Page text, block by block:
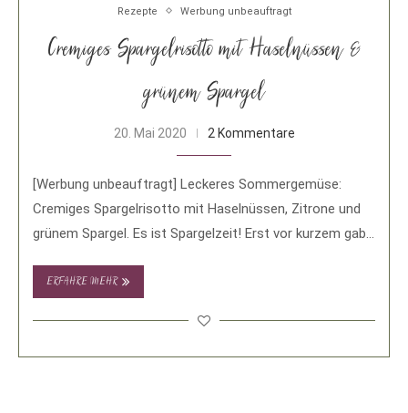
Rezepte Werbung unbeauftragt
Cremiges Spargelrisotto mit Haselnüssen &
grünem Spargel
20. Mai 2020 2 Kommentare
[Werbung unbeauftragt] Leckeres Sommergemüse:
Cremiges Spargelrisotto mit Haselnüssen, Zitrone und
grünem Spargel. Es ist Spargelzeit! Erst vor kurzem gab
ERFAHRE MEHR